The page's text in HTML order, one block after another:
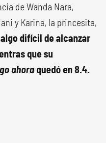
de Wanda Nara,
y Karina, la princesita,
difícil de alcanzar
que su
ahoraquedó en 8.4.